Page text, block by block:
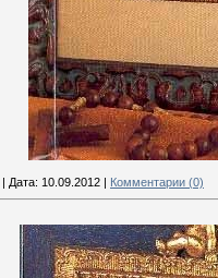
Дата: 10.09.2012 Комментарии (0)